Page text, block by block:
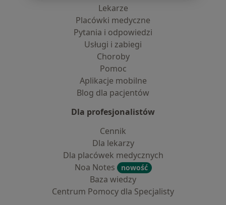
Lekarze
Placówki medyczne
Pytania i odpowiedzi
Usługi i zabiegi
Choroby
Pomoc
Aplikacje mobilne
Blog dla pacjentów
Dla profesjonalistów
Cennik
Dla lekarzy
Dla placówek medycznych
Noa Notes
nowość
Baza wiedzy
Centrum Pomocy dla Specjalisty